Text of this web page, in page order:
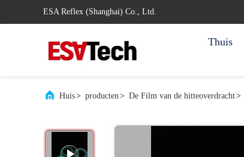
ESA Reflex (Shanghai) Co., Ltd.
Thuis
Huis> producten> De Film van de hitteoverdracht>